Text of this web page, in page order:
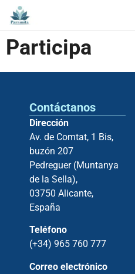
Participa
Contáctanos
Dirección
Av. de Comtat, 1 Bis,
buzón 207
Pedreguer (Muntanya
de la Sella),
03750 Alicante,
España
Teléfono
(+34) 965 760 777
Correo electrónico